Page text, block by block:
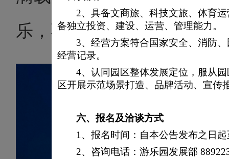
2、具备文商旅、科技文旅、体育
备独立投资、建设、运营、管理能力。
3、经营方案符合国家安全、消防
经营记录。
4、认同园区整体发展定位，服从
区开展示范场景打造、品牌活动、宣传
六、报名及洽谈方式
1、报名时间：自本公告发布之日
2、咨询电话：游乐园发展部
乐，不知不觉中回到了快